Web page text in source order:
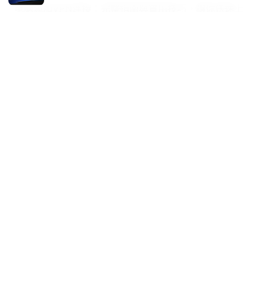
电脑添加VPN连接：完整指南與實用技巧，讓你快速上